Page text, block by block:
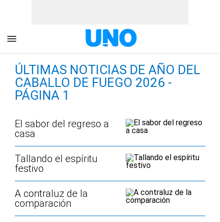
ÚLTIMAS NOTICIAS DE AÑO DEL
CABALLO DE FUEGO 2026 -
PÁGINA 1
El sabor del regreso a
casa
Tallando el espíritu
festivo
A contraluz de la
comparación